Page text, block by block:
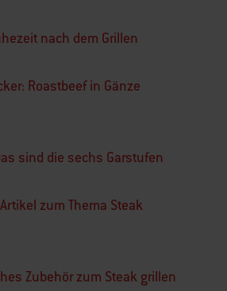
nach dem Grillen
Roastbeef in Gänze
sind die sechs Garstufen
zum Thema Steak
Zubehör zum Steak grillen